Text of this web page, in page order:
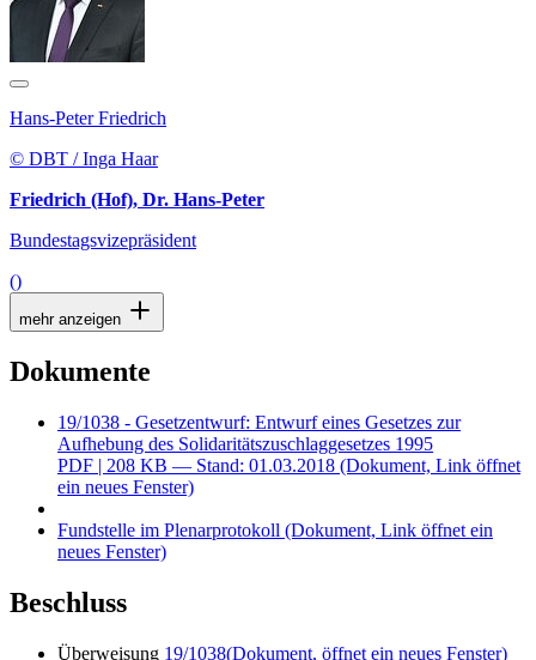
Hans-Peter Friedrich
© DBT / Inga Haar
Friedrich (Hof), Dr. Hans-Peter
Bundestagsvizepräsident
()
mehr anzeigen
Dokumente
19/1038 - Gesetzentwurf: Entwurf eines Gesetzes zur
Aufhebung des Solidaritätszuschlaggesetzes 1995
PDF | 208 KB — Stand: 01.03.2018 (Dokument, Link öffnet
ein neues Fenster)
Fundstelle im Plenarprotokoll (Dokument, Link öffnet ein
neues Fenster)
Beschluss
Überweisung 19/1038(Dokument, öffnet ein neues Fenster)